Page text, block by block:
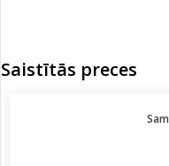
Saistītās preces